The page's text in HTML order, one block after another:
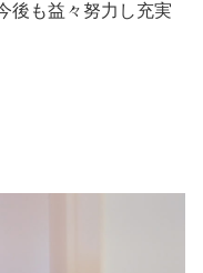
後も益々努力し充実